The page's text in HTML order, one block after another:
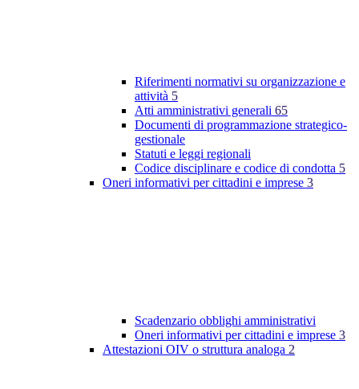
Riferimenti normativi su organizzazione e
attività 5
Atti amministrativi generali 65
Documenti di programmazione strategico-
gestionale
Statuti e leggi regionali
Codice disciplinare e codice di condotta 5
Oneri informativi per cittadini e imprese 3
Scadenzario obblighi amministrativi
Oneri informativi per cittadini e imprese 3
Attestazioni OIV o struttura analoga 2